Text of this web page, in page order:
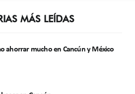
MÁS LEÍDAS
ahorrar mucho en Cancún y México